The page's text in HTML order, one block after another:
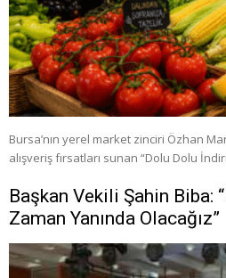
Bursa’nın yerel market zinciri Özhan
alışveriş fırsatları sunan “Dolu Dolu
Başkan Vekili Şahin Biba:
Zaman Yanında Olacağız”